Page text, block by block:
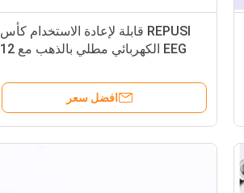
REPUSI قابلة لإعادة الاستخدام كأس
EEG الكهربائي مطلي بالذهب مع 12
افضل سعر